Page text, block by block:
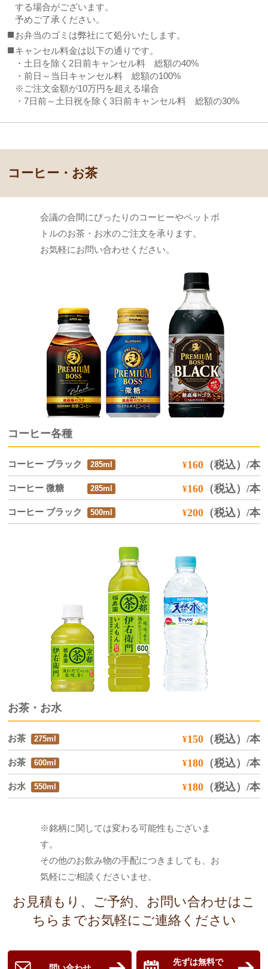
する場合がございます。
予めご了承ください。
お弁当のゴミは弊社にて処分いたします。
キャンセル料金は以下の通りです。
・土日を除く2日前キャンセル料 総額の40%
・前日～当日キャンセル料 総額の100%
※ご注文金額が10万円を超える場合
・7日前～土日祝を除く3日前キャンセル料 総額の30%
コーヒー・お茶
会議の合間にぴったりのコーヒーやペットボ
トルのお茶・お水のご注文を承ります。
お気軽にお問い合わせください。
コーヒー各種
コーヒー ブラック 285ml ¥160（税込） /本
コーヒー 微糖 285ml ¥160（税込） /本
コーヒー ブラック 500ml ¥200（税込） /本
お茶・お水
お茶 275ml ¥150（税込） /本
お茶 600ml ¥180（税込） /本
お水 550ml ¥180（税込） /本
※銘柄に関しては変わる可能性もございま
す。
その他のお飲み物の手配につきましても、お
気軽にご相談くださいませ。
お見積もり、ご予約、お問い合わせはこ
ちらまでお気軽にご連絡ください
先ずは無料で